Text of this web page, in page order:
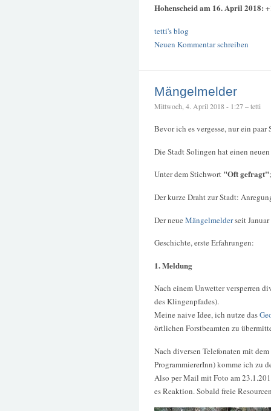
Hohenscheid am 16. April 2018:
tetti's blog
Neuen Kommentar schreiben
Mängelmelder
Mittwoch, 4. April 2018 - 1:27 – tetti
Bevor ich es vergesse, nur ein
Die Stadt Solingen hat einen
Unter dem Stichwort "Oft gefragt"
Der kurze Draht zur Stadt:
Der neue Mängelmelderseit
Geschichte, erste Erfahrungen:
1. Meldung
Nach einem Unwetter versperren
des Klingenpfades).
Meine naive Idee, ich nutze das
örtlichen Forstbeamten zu
Nach diversen Telefonaten mit
ProgrammiererInn) komme ich zu
Also per Mail mit Foto am
es Reaktion. Sobald freie